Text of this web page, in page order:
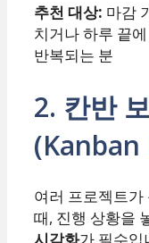
추천 대상: 마감
치거나 하루 끝에
반복되는 분
2. 칸반
여러 프로젝트
때, 진행 상황을
시각화가 필수입